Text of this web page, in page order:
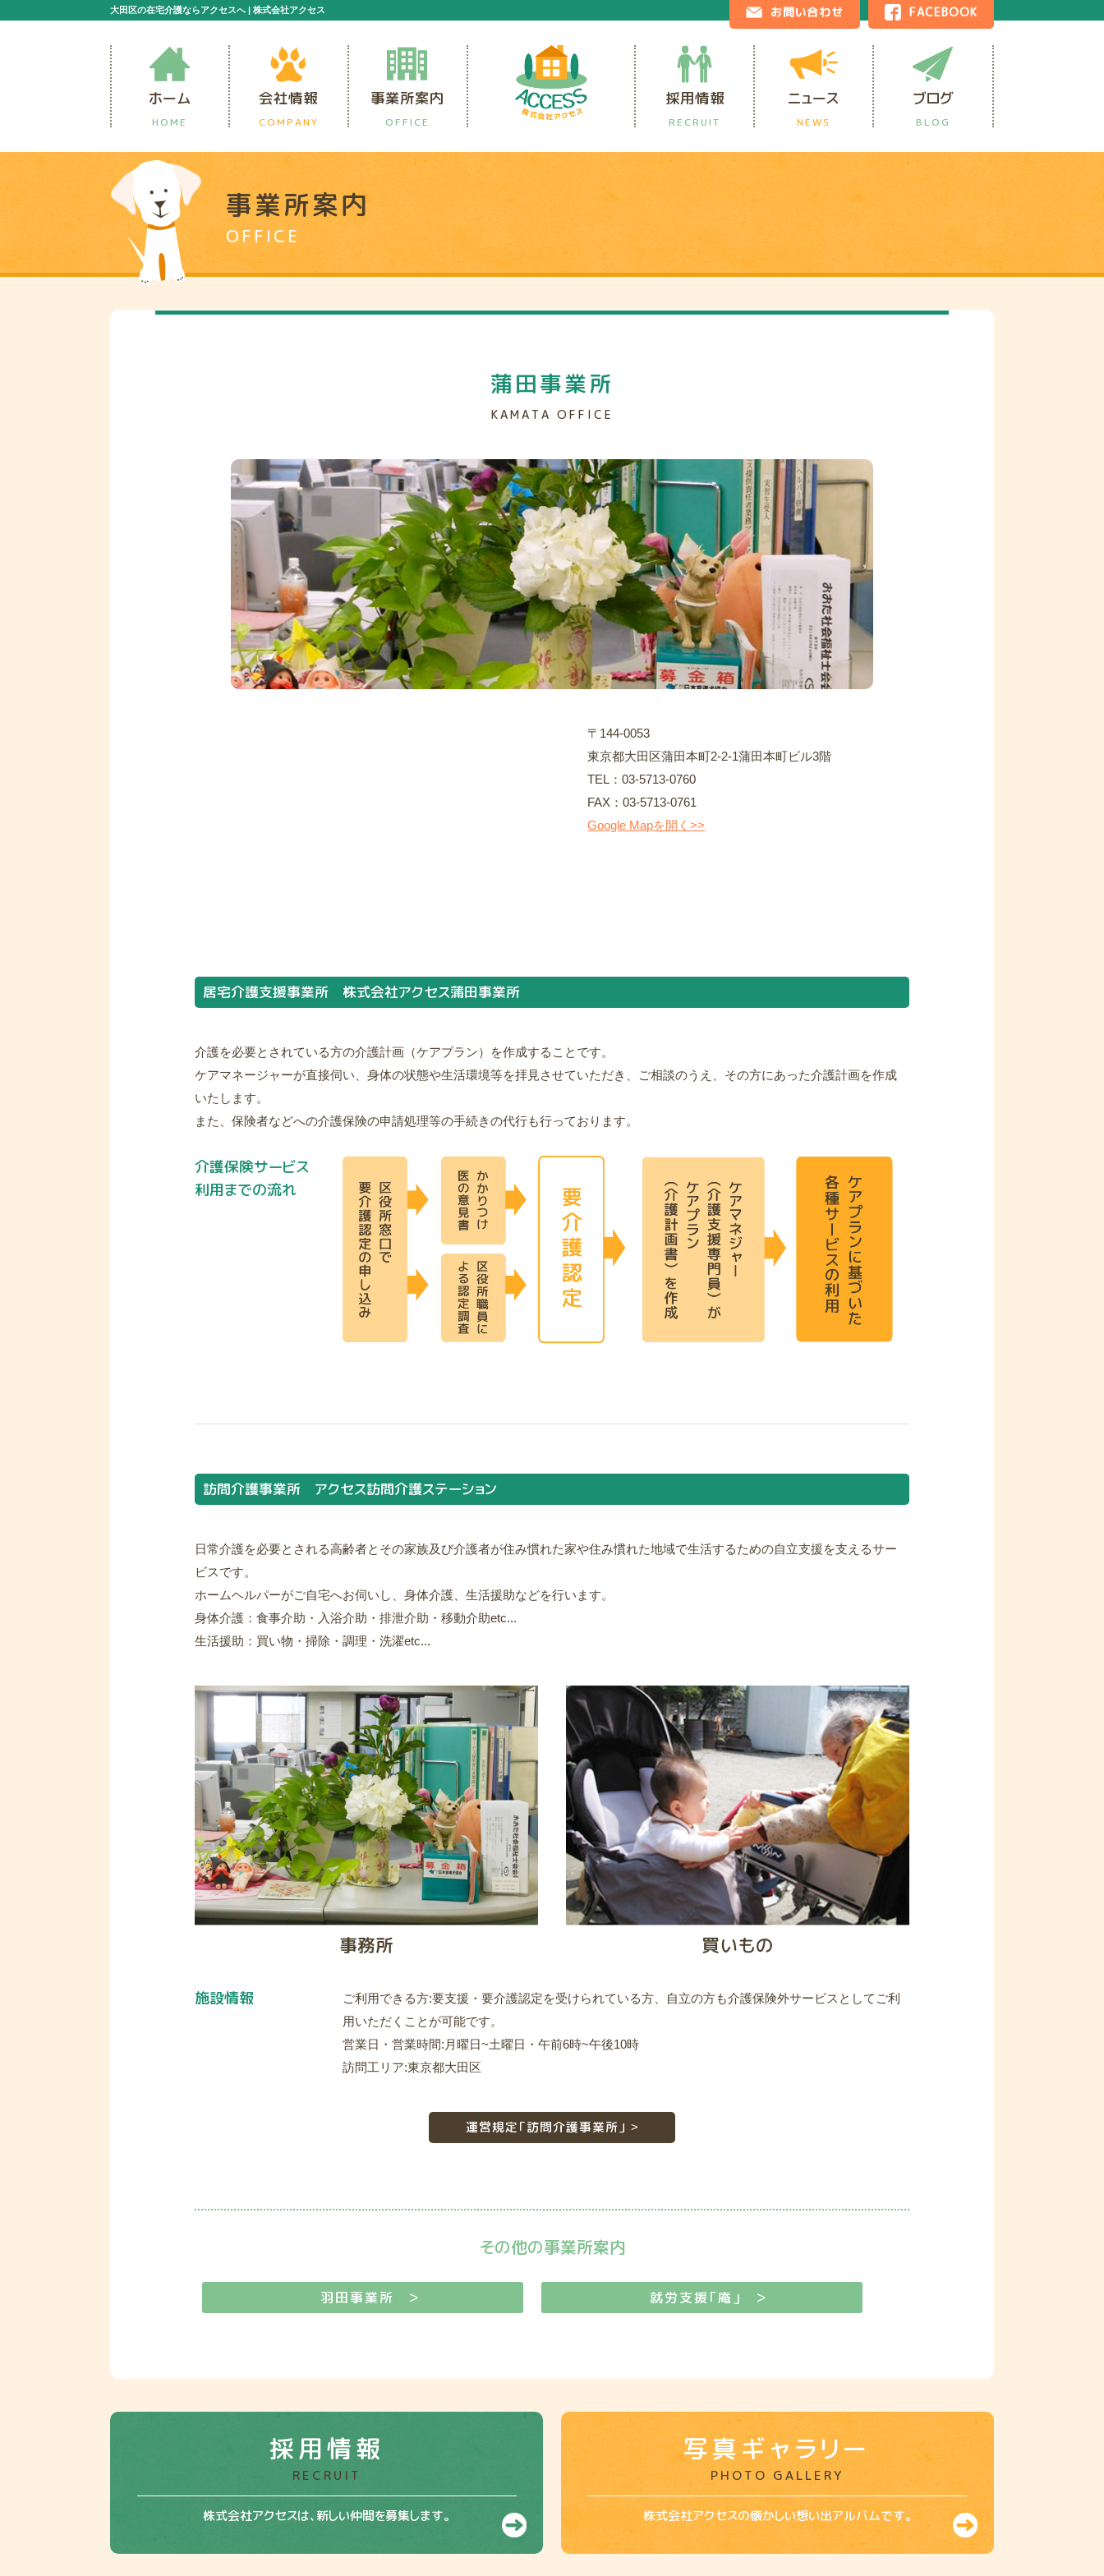
大田区の在宅介護ならアクセスへ | 株式会社アクセス お問い合わせ FACEBOOK
ホーム
HOME
会社情報
COMPANY
事業所案内
OFFICE
採用情報
RECRUIT
ニュース
NEWS
ブログ
BLOG
事業所案内
OFFICE
蒲田事業所
KAMATA OFFICE
〒144-0053
東京都大田区蒲田本町2-2-1蒲田本町ビル3階
TEL：03-5713-0760
FAX：03-5713-0761
Google Mapを開く>>
居宅介護支援事業所 株式会社アクセス蒲田事業所
介護を必要とされている方の介護計画（ケアプラン）を作成することです。
ケアマネージャーが直接伺い、身体の状態や生活環境等を拝見させていただき、ご相談のうえ、その方にあった介護計画を作成
いたします。
また、保険者などへの介護保険の申請処理等の手続きの代行も行っております。
介護保険サービス
利用までの流れ
訪問介護事業所 アクセス訪問介護ステーション
日常介護を必要とされる高齢者とその家族及び介護者が住み慣れた家や住み慣れた地域で生活するための自立支援を支えるサー
ビスです。
ホームヘルパーがご自宅へお伺いし、身体介護、生活援助などを行います。
身体介護：食事介助・入浴介助・排泄介助・移動介助etc...
生活援助：買い物・掃除・調理・洗濯etc...
施設情報
ご利用できる方:要支援・要介護認定を受けられている方、自立の方も介護保険外サービスとしてご利
用いただくことが可能です。
営業日・営業時間:月曜日~土曜日・午前6時~午後10時
訪問工リア:東京都大田区
運営規定「訪問介護事業所」 >
その他の事業所案内
羽田事業所 ＞ 就労支援「庵」 ＞
採用情報
RECRUIT
株式会社アクセスは、新しい仲間を募集します。
写真ギャラリー
PHOTO GALLERY
株式会社アクセスの懐かしい想い出アルバムです。